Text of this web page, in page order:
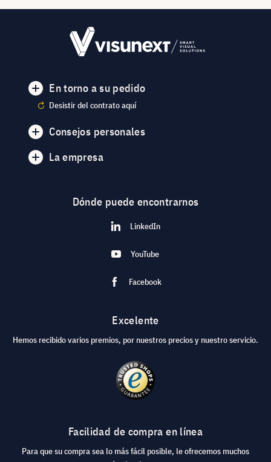
En torno a su pedido
Desistir del contrato aquí
Consejos personales
La empresa
Dónde puede encontrarnos
LinkedIn
YouTube
Facebook
Excelente
Hemos recibido varios premios, por nuestros precios y nuestro servicio.
Facilidad de compra en línea
Para que su compra sea lo más fácil posible, le ofrecemos muchos